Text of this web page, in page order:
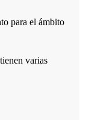
para el ámbito
varias